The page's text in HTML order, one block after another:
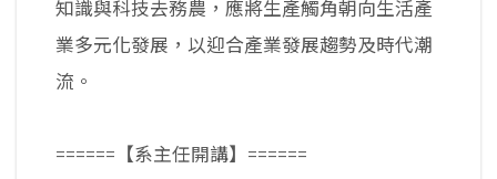
知識與科技去務農，應將生產觸角朝向生活產
業多元化發展，以迎合產業發展趨勢及時代潮
流。
======【系主任開講】======